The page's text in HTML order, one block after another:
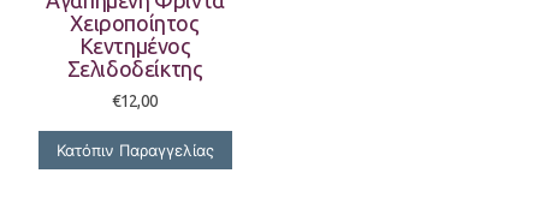
Χειροποίητος
Κεντημένος
Σελιδοδείκτης
€12,00
Κατόπιν Παραγγελίας